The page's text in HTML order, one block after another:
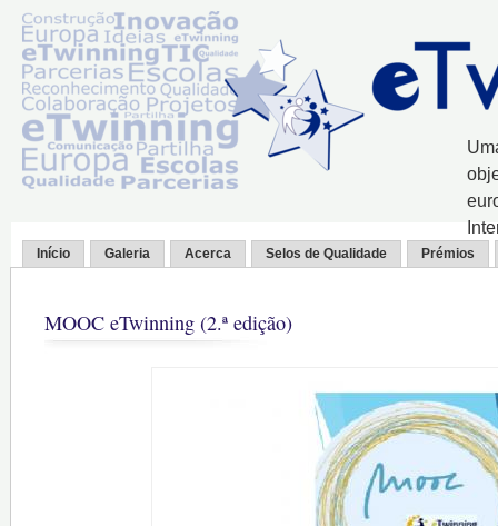
Início Galeria Acerca Selos de Qualidade Prémios
MOOC eTwinning (2.ª edição)